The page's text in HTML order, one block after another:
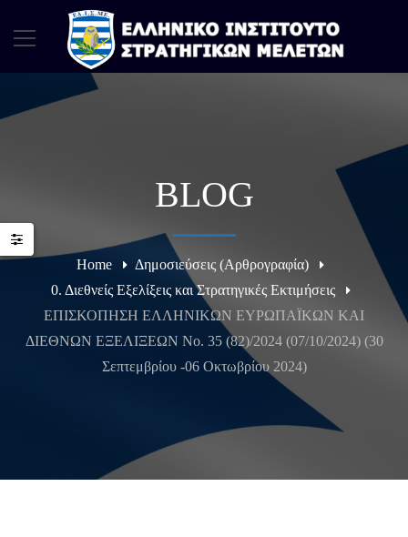
BLOG
Home
Δημοσιεύσεις (Αρθρογραφία)
0. Διεθνείς Εξελίξεις και Στρατηγικές Εκτιμήσεις
ΕΠΙΣΚΟΠΗΣΗ ΕΛΛΗΝΙΚΩΝ ΕΥΡΩΠΑΪΚΩΝ ΚΑΙ
ΔΙΕΘΝΩΝ ΕΞΕΛΙΞΕΩΝ Νο. 35 (82)/2024 (07/10/2024) (30
Σεπτεμβρίου -06 Οκτωβρίου 2024)